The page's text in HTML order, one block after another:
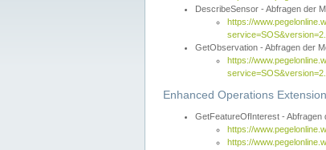
DescribeSensor - Abfragen der
https://
GetObservation - Abfragen der
https://
Enhanced Operations Extension
GetFeatureOfInterest - Abfragen
https://
https://